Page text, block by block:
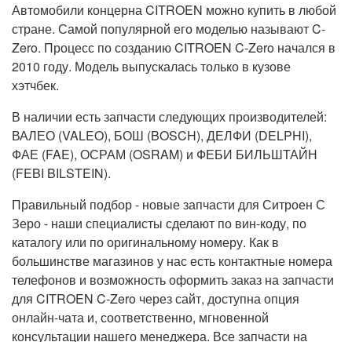
Автомобили концерна CITROEN можно купить в любой
стране. Самой популярной его моделью называют C-
Zero. Процесс по созданию CITROEN C-Zero начался в
2010 году. Модель выпускалась только в кузове
хэтчбек.
В наличии есть запчасти следующих производителей:
ВАЛЕО (VALEO), БОШ (BOSCH), ДЕЛФИ (DELPHI),
ФАЕ (FAE), ОСРАМ (OSRAM) и ФЕБИ БИЛЬШТАЙН
(FEBI BILSTEIN).
Правильный подбор - новые запчасти для Ситроен С
Зеро - наши специалисты сделают по вин-коду, по
каталогу или по оригинальному номеру. Как в
большинстве магазинов у нас есть контактные номера
телефонов и возможность оформить заказ на запчасти
для CITROEN C-Zero через сайт, доступна опция
онлайн-чата и, соответственно, мгновенной
консультации нашего менеджера. Все запчасти на